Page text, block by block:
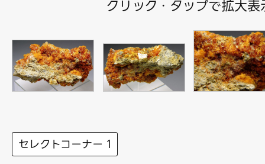
クリック・タップで拡大表
セレクトコーナー 1